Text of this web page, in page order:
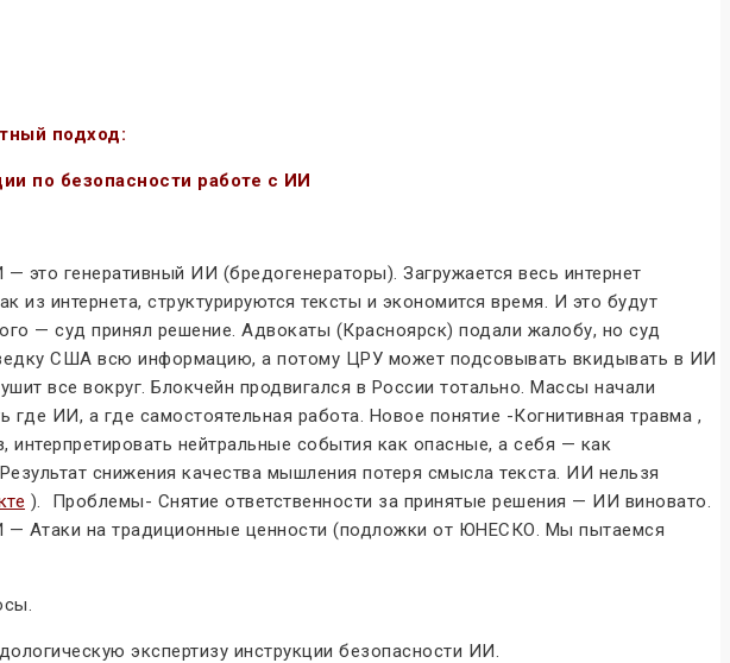
подход:
по безопасности работе с ИИ
это генеративный ИИ (бредогенераторы). Загружается весь интернет
интернета, структурируются тексты и экономится время. И это будут
— суд принял решение. Адвокаты (Красноярск) подали жалобу, но суд
США всю информацию, а потому ЦРУ может подсовывать вкидывать в ИИ
все вокруг. Блокчейн продвигался в России тотально. Массы начали
ИИ, а где самостоятельная работа. Новое понятие -Когнитивная травма ,
интерпретировать нейтральные события как опасные, а себя — как
снижения качества мышления потеря смысла текста. ИИ нельзя
). Проблемы- Снятие ответственности за принятые решения — ИИ виновато.
— Атаки на традиционные ценности (подложки от ЮНЕСКО. Мы пытаемся
экспертизу инструкции безопасности ИИ.